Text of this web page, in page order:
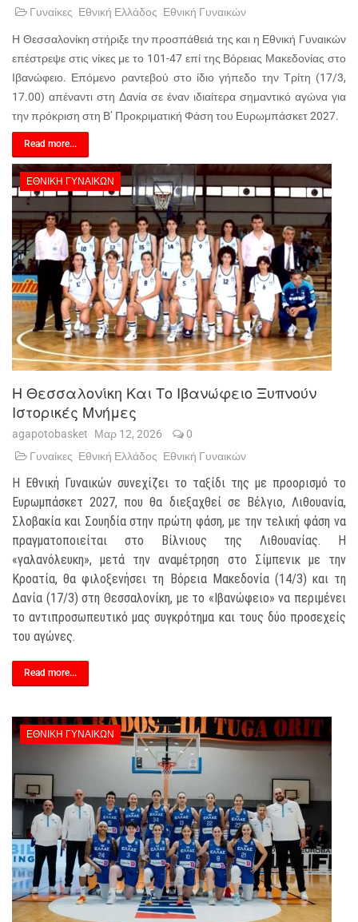
Γυναίκες Εθνική Ελλάδος Εθνική Γυναικών
Η Θεσσαλονίκη στήριξε την προσπάθειά της και η Εθνική Γυναικών
επέστρεψε στις νίκες με το 101-47 επί της Βόρειας Μακεδονίας στο
Ιβανώφειο. Επόμενο ραντεβού στο ίδιο γήπεδο την Τρίτη (17/3,
17.00) απέναντι στη Δανία σε έναν ιδιαίτερα σημαντικό αγώνα για
την πρόκριση στη Β’ Προκριματική Φάση του Ευρωμπάσκετ 2027.
Read more...
ΕΘΝΙΚΉ ΓΥΝΑΙΚΏΝ
Η Θεσσαλονίκη Και Το Ιβανώφειο Ξυπνούν
Ιστορικές Μνήμες
agapotobasket Μαρ 12, 2026
0
Γυναίκες Εθνική Ελλάδος Εθνική Γυναικών
Η Εθνική Γυναικών συνεχίζει το ταξίδι της με προορισμό το
Ευρωμπάσκετ 2027, που θα διεξαχθεί σε Βέλγιο, Λιθουανία,
Σλοβακία και Σουηδία στην πρώτη φάση, με την τελική φάση να
πραγματοποιείται στο Βίλνιους της Λιθουανίας. Η
«γαλανόλευκη», μετά την αναμέτρηση στο Σίμπενικ με την
Κροατία, θα φιλοξενήσει τη Βόρεια Μακεδονία (14/3) και τη
Δανία (17/3) στη Θεσσαλονίκη, με το «Ιβανώφειο» να περιμένει
το αντιπροσωπευτικό μας συγκρότημα και τους δύο προσεχείς
του αγώνες.
Read more...
ΕΘΝΙΚΉ ΓΥΝΑΙΚΏΝ